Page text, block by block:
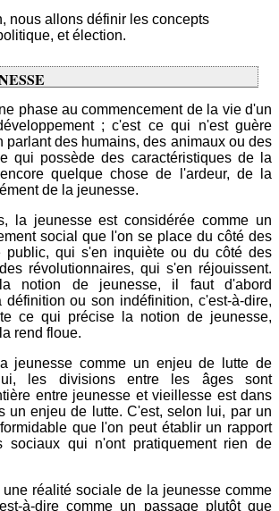
nous allons définir les concepts
et élection.
phase au commencement de la vie d'un
; c'est ce qui n'est guère
parlant des humains, des animaux ou des
qui possède des caractéristiques de la
quelque chose de l'ardeur, de la
de la jeunesse.
la jeunesse est considérée comme un
social que l'on se place du côté des
public, qui s'en inquiète ou du côté des
révolutionnaires, qui s'en réjouissent.
notion de jeunesse, il faut d'abord
définition ou son indéfinition, c'est-à-dire,
ce qui précise la notion de jeunesse,
rend floue.
jeunesse comme un enjeu de lutte de
les divisions entre les âges sont
entre jeunesse et vieillesse est dans
un enjeu de lutte. C'est, selon lui, par un
que l'on peut établir un rapport
sociaux qui n'ont pratiquement rien de
réalité sociale de la jeunesse comme
à-dire comme un passage plutôt que